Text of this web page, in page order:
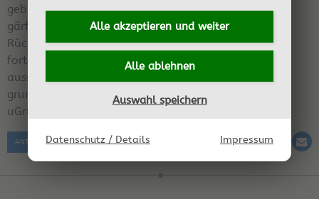
Alle akzeptieren und weiter
Alle ablehnen
Auswahl speichern
Datenschutz / Details Impressum
gebraucht um aus dem Getreide möglichst viel
gärfähigen Zucker zu erhalten. Der Jodtest gibt
Rückmeldung darüber, wie weit die Verzuckerung
fortgeschritten ist. Jodtest lässt sich googeln,
ausserdem schadet es sicher nicht, sich mit der
grundsätzlichen Bierherstellung zu befassen, das ist
uGrundlage für fast alle Getreidebrände.
ANTWORT SCHREIBEN